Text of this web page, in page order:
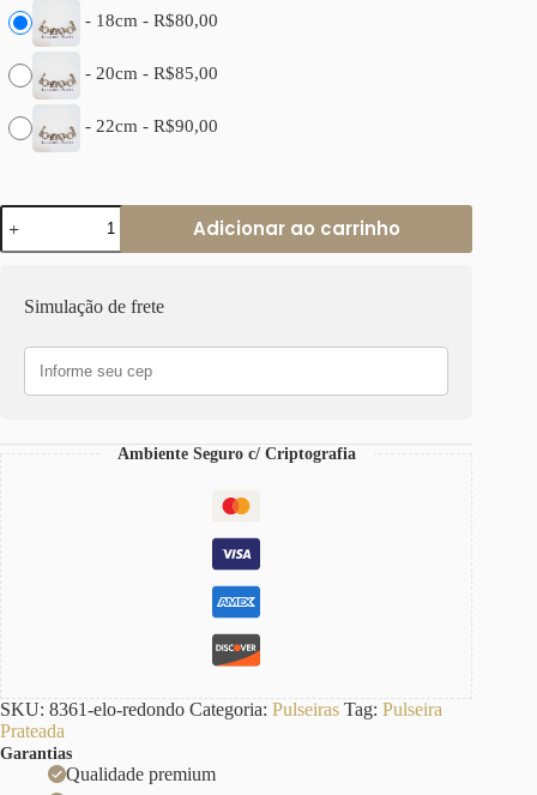
- 18cm - R$80,00
- 20cm - R$85,00
- 22cm - R$90,00
Pulseira
Elos
Redondos
Banho
Prateado
quantidade
Adicionar ao carrinho
Simulação de frete
Ambiente Seguro c/ Criptografia
SKU: 8361-elo-redondo Categoria: Pulseiras Tag: Pulseira
Prateada
Garantias
Qualidade premium